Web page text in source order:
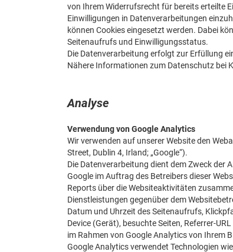
von Ihrem Widerrufsrecht für bereits erteilte
Einwilligungen in Datenverarbeitungen
können Cookies eingesetzt werden. Dabei
Seitenaufrufs und Einwilligungsstatus.
Die Datenverarbeitung erfolgt zur Erfüllung
Nähere Informationen zum Datenschutz bei
Analyse
Verwendung von Google Analytics
Wir verwenden auf unserer Website den
Street, Dublin 4, Irland; „Google“).
Die Datenverarbeitung dient dem Zweck der
Google im Auftrag des Betreibers dieser
Reports über die Websiteaktivitäten
Dienstleistungen gegenüber dem
Datum und Uhrzeit des Seitenaufrufs,
Device (Gerät), besuchte Seiten, Referrer-
im Rahmen von Google Analytics von Ihrem
Google Analytics verwendet Technologien